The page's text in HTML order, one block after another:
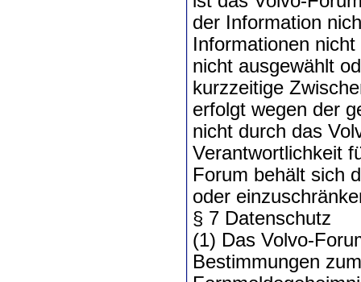
der Information
Informationen
nicht ausgewählt
kurzzeitige
erfolgt wegen der
nicht durch das
Verantwortlichkeit
Forum behält sich
oder
§ 7 Datenschutz
(1) Das Volvo-
Bestimmungen